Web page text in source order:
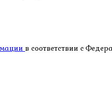
в соответствии с